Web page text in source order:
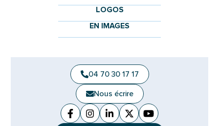
LOGOS
EN IMAGES
04 70 30 17 17
Nous écrire
Facebook
(ouverture dans un nouvel onglet)
Instagram
(ouverture dans un nouvel
Linkedin
(ouverture dans un nouvel
X (Twitter)
(ouverture dans un
YouTube
(ouverture dans